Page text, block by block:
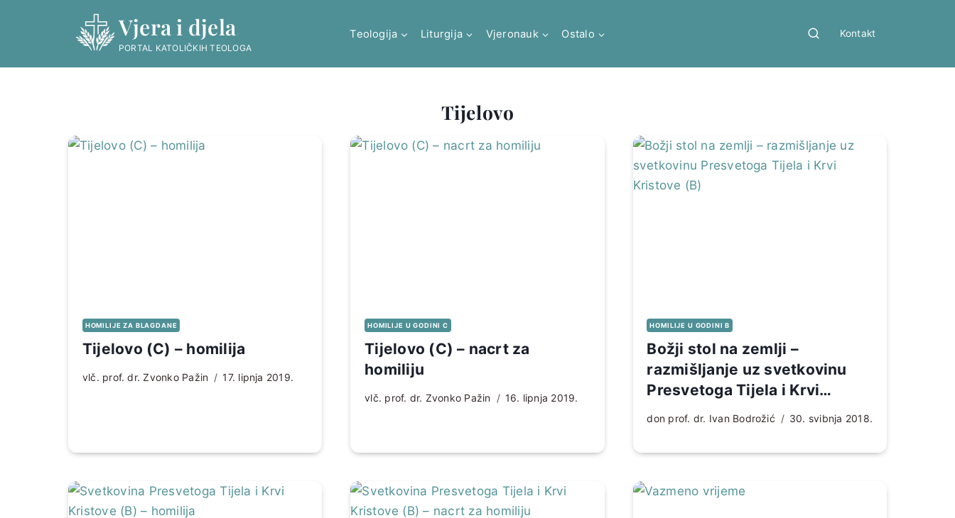
Vjera i djela
PORTAL KATOLIČKIH TEOLOGA
Teologija Liturgija Vjeronauk Ostalo Kontakt
Tijelovo
HOMILIJE ZA BLAGDANE
Tijelovo (C) – homilija
vlč. prof. dr. Zvonko Pažin 17. lipnja 2019.
HOMILIJE U GODINI C
Tijelovo (C) – nacrt za
homiliju
vlč. prof. dr. Zvonko Pažin 16. lipnja 2019.
HOMILIJE U GODINI B
Božji stol na zemlji –
razmišljanje uz svetkovinu
Presvetoga Tijela i Krvi
Kristove (B)
don prof. dr. Ivan Bodrožić 30. svibnja 2018.